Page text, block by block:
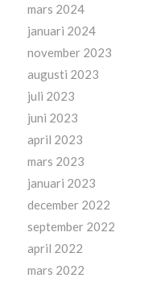
mars 2024
januari 2024
november 2023
augusti 2023
juli 2023
juni 2023
april 2023
mars 2023
januari 2023
december 2022
september 2022
april 2022
mars 2022